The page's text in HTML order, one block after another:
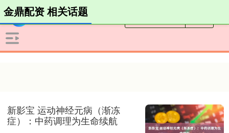
金鼎配资 相关话题
新影宝 运动神经元病（渐冻
症）：中药调理为生命续航